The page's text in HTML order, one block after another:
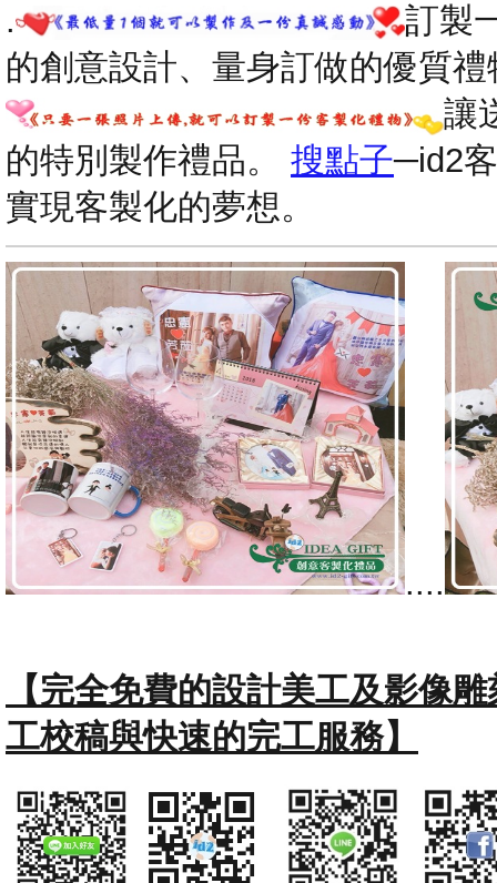
.
訂製
的創意設計、量身訂做的優質禮
讓
的特別製作禮品。 搜點子─id2
實現客製化的夢想。
....
【完全免費的設計美工及影像
工校稿與快速的完工服務】